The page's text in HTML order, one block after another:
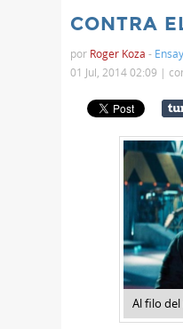
CONTRA
por Roger Koza -
01 Jul, 2014 02:09 |
Al filo